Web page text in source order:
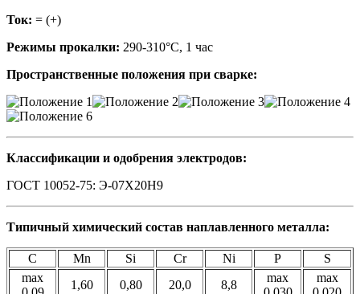
Ток: = (+)
Режимы прокалки: 290-310°С, 1 час
Пространственные положения при сварке:
Классификации и одобрения электродов:
ГОСТ 10052-75: Э-07Х20Н9
Типичный химический состав наплавленного металла:
C Mn Si Cr Ni P
S
max
1,60 0,80 20,0 8,8
max
max